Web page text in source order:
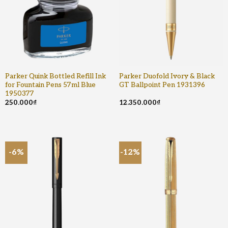
giao hàng toàn quốc miễn phí từ 4 ruột (2 vỉ)
trở lên.
• Nhận hàng mới thanh toán.
• Đổi trả miễn phí.
Nhanh chóng liên hệ với Pen Store Việt Nam –
uy tín, cao cấp, chính hãng tại Việt Nam. Chúng
tôi sẽ luôn phục vụ khách hàng chu đáo và tận
tình nhất.
Parker Quink Bottled Refill Ink
for Fountain Pens 57ml Blue
1950377
250.000₫
Parker Duofold Ivory & Black
GT Ballpoint Pen 1931396
12.350.000₫
-6% -12%